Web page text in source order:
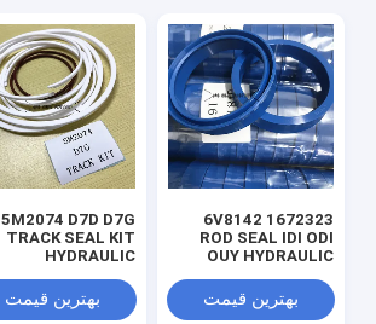
1672323 6V8142
ROD SEAL IDI ODI
OUY HYDRAULIC
بهترین قیمت
5M2074 D7D D7G
TRACK SEAL KIT
HYDRAULIC
SEAL KIT NBR
بهترین قیمت